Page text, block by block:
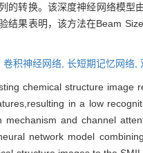
的转换。该深度神经网络模
结果表明，该方法在Beam
卷积神经网络, 长短期记忆网络,
chemical structure image
in a low
mechanism and channel
network model